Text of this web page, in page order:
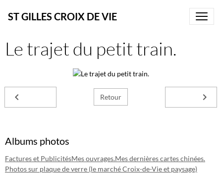
ST GILLES CROIX DE VIE
Le trajet du petit train.
Retour
Albums photos
Factures et PublicitésMes ouvrages.Mes dernières cartes chinées.
Photos sur plaque de verre (le marché Croix-de-Vie et paysage)